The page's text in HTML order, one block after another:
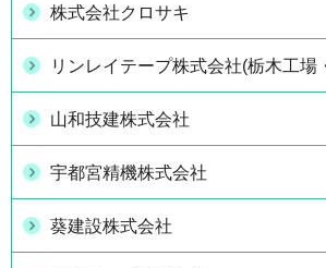
株式会社クロサキ
リンレイテープ株式会社(栃木工場
山和技建株式会社
宇都宮精機株式会社
葵建設株式会社